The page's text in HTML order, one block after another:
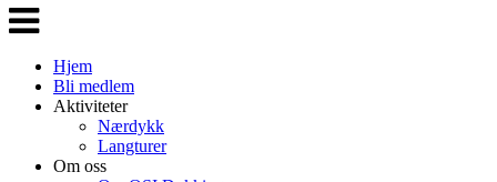
Veksle
navigasjon
Hjem
Bli medlem
Aktiviteter
Nærdykk
Langturer
Om oss